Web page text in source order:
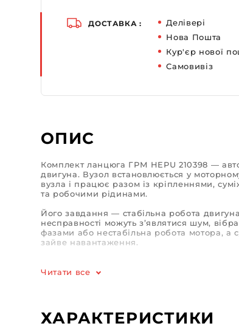
ОПИС
Комплект ланцюга ГРМ HEPU 210398 —
двигуна. Вузол встановлюється у
вузла і працює разом із кріпленнями,
та робочими рідинами.
Його завдання — стабільна робота
несправності можуть з’являтися шум,
фазами або нестабільна робота мотора, а
зайве навантаження.
кріплення та комплектацію. Тут важлива
пошкодженого вузла за збігу параметрів.
порівняйте артикул і геометрію, щоб
Читати все
ХАРАКТЕРИСТИКИ
ДОСТАВКА :
Делівері
Нова Пошта
Кур'єр нової
Самовивіз